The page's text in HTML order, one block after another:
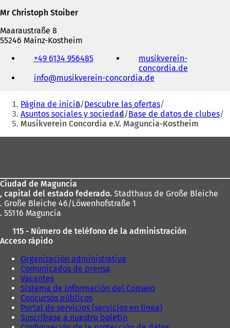
Mr Christoph Stoiber
Maaraustraße 8
55246 Mainz-Kostheim
dirección
correo
electrónico
+49 6134 956485
musikverein-
concordia.de
r
e
e
a
u
info musikverein-concordia de
Estás
aquí:
Página de inicio Descubre las ofertas
Asuntos sociales y sociedad Base de datos de clubes
Musikverein Concordia e.V. Maguncia-Kostheim
pies
Ciudad de Maguncia
, capital del estado federado. Stadthaus de Große Bleiche
. Große Bleiche 46/Löwenhofstraße 1
. 55116 Maguncia
115 - Número de teléfono de la administración
Acceso rápido
Organización administrativa
Comunicados de prensa
Vacantes
Sistema de información del Consejo
Concursos públicos
Portal de servicios (servicios en línea)
Suscríbase a nuestro boletín